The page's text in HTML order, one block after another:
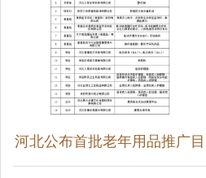
河北公布首批老年用品推广目